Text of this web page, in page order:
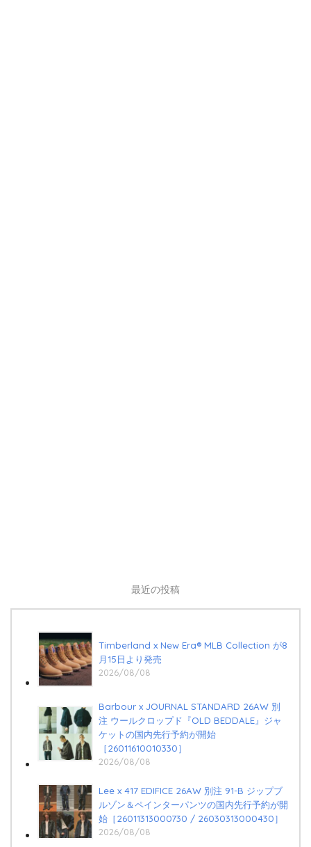
最近の投稿
Timberland x New Era®︎ MLB Collection が8
月15日より発売
2026/08/08
Barbour x JOURNAL STANDARD 26AW 別
注 ウールクロップド『OLD BEDDALE』ジャ
ケットの国内先行予約が開始
［26011610010330］
2026/08/08
Lee x 417 EDIFICE 26AW 別注 91-B ジップブ
ルゾン＆ペインターパンツの国内先行予約が開
始［26011313000730 / 26030313000430］
2026/08/08